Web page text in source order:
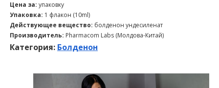
Цена за: упаковку
Упаковка: 1 флакон (10ml)
Действующее вещество: болденон ундесиленат
Производитель: Pharmacom Labs (Молдова-Китай)
Категория: Болденон